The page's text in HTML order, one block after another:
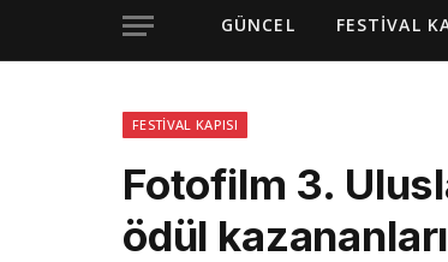
GÜNCEL FESTIVAL
FESTIVAL KAPISI
Fotofilm 3.
ödül